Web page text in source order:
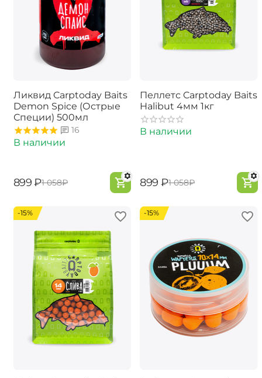
Ликвид Carptoday Baits
Demon Spice (Острые
Специи) 500мл
16
В наличии
‍899‍ ₽‍1 058‍₽
Пеллетс Carptoday Baits
Halibut 4мм 1кг
В наличии
‍899‍ ₽‍1 058‍₽
-15% -15%